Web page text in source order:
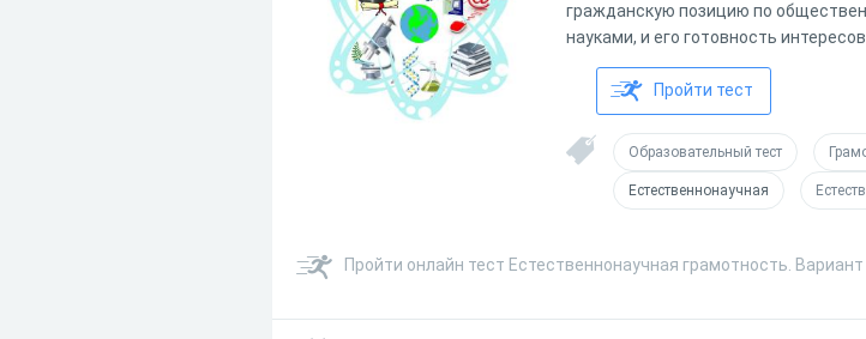
гражданскую позицию по
науками, и его готовность
Пройти тест
Образовательный тест
Естественнонаучная
Пройти онлайн тест Естественнонаучная грамотность.